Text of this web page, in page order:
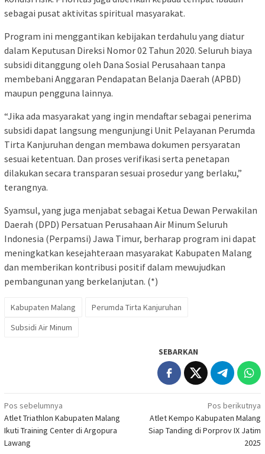
sebagai pusat aktivitas spiritual masyarakat.
Program ini menggantikan kebijakan terdahulu yang diatur
dalam Keputusan Direksi Nomor 02 Tahun 2020. Seluruh biaya
subsidi ditanggung oleh Dana Sosial Perusahaan tanpa
membebani Anggaran Pendapatan Belanja Daerah (APBD)
maupun pengguna lainnya.
“Jika ada masyarakat yang ingin mendaftar sebagai penerima
subsidi dapat langsung mengunjungi Unit Pelayanan Perumda
Tirta Kanjuruhan dengan membawa dokumen persyaratan
sesuai ketentuan. Dan proses verifikasi serta penetapan
dilakukan secara transparan sesuai prosedur yang berlaku,”
terangnya.
Syamsul, yang juga menjabat sebagai Ketua Dewan Perwakilan
Daerah (DPD) Persatuan Perusahaan Air Minum Seluruh
Indonesia (Perpamsi) Jawa Timur, berharap program ini dapat
meningkatkan kesejahteraan masyarakat Kabupaten Malang
dan memberikan kontribusi positif dalam mewujudkan
pembangunan yang berkelanjutan. (*)
Kabupaten Malang
Perumda Tirta Kanjuruhan
Subsidi Air Minum
SEBARKAN
Navigasi
pos
Pos sebelumnya
Atlet Triathlon Kabupaten Malang
Ikuti Training Center di Argopura
Lawang
Pos berikutnya
Atlet Kempo Kabupaten Malang
Siap Tanding di Porprov IX Jatim
2025